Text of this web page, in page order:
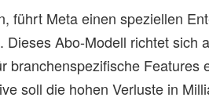
führt Meta einen speziellen
Abo-Modell richtet sich
branchenspezifische Features
soll die hohen Verluste in